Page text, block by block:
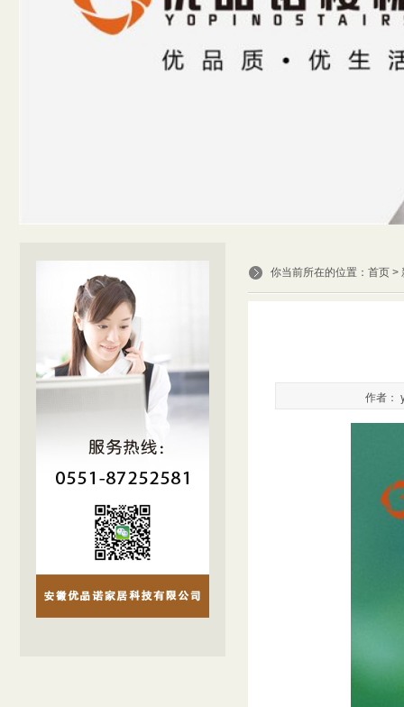
你当前所在的位置： 首页 >
作者：